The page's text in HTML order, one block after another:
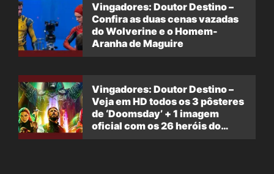
Vingadores: Doutor Destino –
Confira as duas cenas vazadas
do Wolverine e o Homem-
Aranha de Maguire
Vingadores: Doutor Destino –
Veja em HD todos os 3 pôsteres
de ‘Doomsday’ + 1 imagem
oficial com os 26 heróis do